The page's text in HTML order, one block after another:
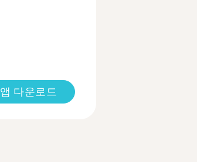
앱 다운로드